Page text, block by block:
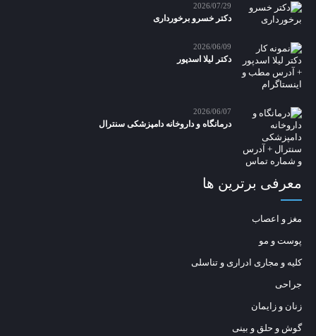
2026/07/29
دکتر خسرو برخورداری
2026/06/09
دکتر لیلا اسدپور
2026/06/07
درمانگاه و داروخانه دامپزشکی سنترال
معرفی برترین ها
مغز و اعصاب
پوست و مو
کلیه و مجاری ادراری و تناسلی
جراحی
زنان و زایمان
گوش و حلق و بینی